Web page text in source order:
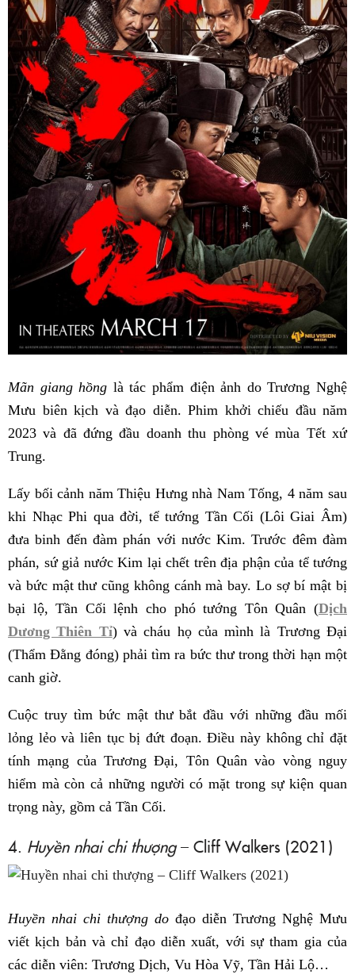
Mãn giang hồng là tác phẩm điện ảnh do Trương Nghệ
Mưu biên kịch và đạo diễn. Phim khởi chiếu đầu năm
2023 và đã đứng đầu doanh thu phòng vé mùa Tết xứ
Trung.
Lấy bối cảnh năm Thiệu Hưng nhà Nam Tống, 4 năm sau
khi Nhạc Phi qua đời, tể tướng Tần Cối (Lôi Giai Âm)
đưa binh đến đàm phán với nước Kim. Trước đêm đàm
phán, sứ giả nước Kim lại chết trên địa phận của tể tướng
và bức mật thư cũng không cánh mà bay. Lo sợ bí mật bị
bại lộ, Tần Cối lệnh cho phó tướng Tôn Quân (Dịch
Dương Thiên Tỉ) và cháu họ của mình là Trương Đại
(Thẩm Đằng đóng) phải tìm ra bức thư trong thời hạn một
canh giờ.
Cuộc truy tìm bức mật thư bắt đầu với những đầu mối
lỏng lẻo và liên tục bị đứt đoạn. Điều này không chỉ đặt
tính mạng của Trương Đại, Tôn Quân vào vòng nguy
hiểm mà còn cả những người có mặt trong sự kiện quan
trọng này, gồm cả Tần Cối.
4. Huyền nhai chi thượng– Cliff Walkers (2021)
Huyền nhai chi thượng do đạo diễn Trương Nghệ Mưu
viết kịch bản và chỉ đạo diễn xuất, với sự tham gia của
các diễn viên: Trương Dịch, Vu Hòa Vỹ, Tần Hải Lộ…